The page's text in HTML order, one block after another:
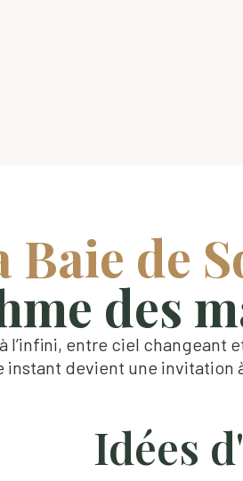
Baie de
des
l’infini, entre ciel changeant
instant devient une invitation
Idées